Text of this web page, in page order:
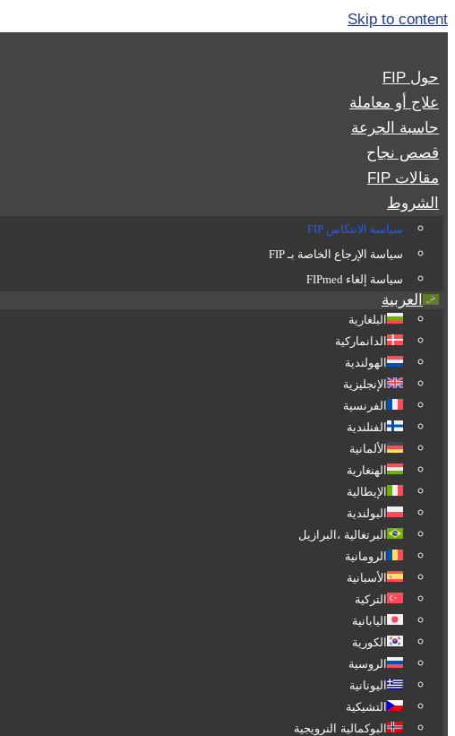
Skip to content
حول FIP
علاج أو معاملة
حاسبة الجرعة
قصص نجاح
مقالات FIP
الشروط
سياسة الانتكاس FIP
سياسة الإرجاع الخاصة بـ FIP
سياسة إلغاء FIPmed
العربية
البلغارية
الدانماركية
الهولندية
الإنجليزية
الفرنسية
الفنلندية
الألمانية
الهنغارية
الإيطالية
البولندية
البرتغالية ،البرازيل
الرومانية
الأسبانية
التركية
اليابانية
الكورية
الروسية
اليونانية
التشيكية
البوكمالية النرويجية